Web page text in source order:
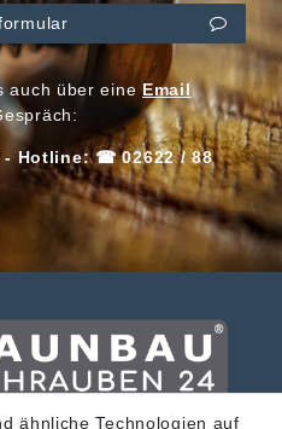
auch über eineEmail
- Hotline: ☎ 02622 / 88
ähnliche Technologien auf